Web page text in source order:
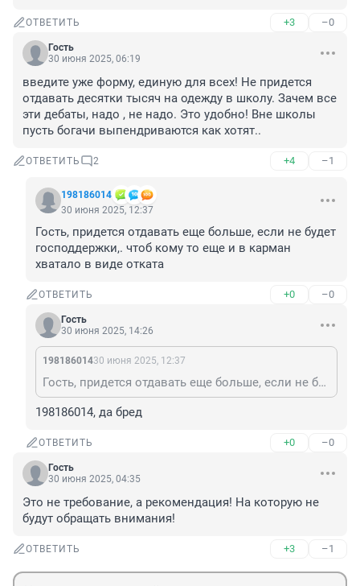
ОТВЕТИТЬ +3 –0
Гость
30 июня 2025, 06:19
введите уже форму, единую для всех! Не придется
отдавать десятки тысяч на одежду в школу. Зачем все
эти дебаты, надо , не надо. Это удобно! Вне школы
пусть богачи выпендриваются как хотят..
ОТВЕТИТЬ 2 +4 –1
198186014
30 июня 2025, 12:37
Гость, придется отдавать еще больше, если не будет
господдержки,. чтоб кому то еще и в карман
хватало в виде отката
ОТВЕТИТЬ +0 –0
Гость
30 июня 2025, 14:26
19818601430 июня 2025, 12:37
Гость, придется отдавать еще больше, если не будет господдержки,. чтоб кому то еще и в карман хватало в виде отката
198186014, да бред
ОТВЕТИТЬ +0 –0
Гость
30 июня 2025, 04:35
Это не требование, а рекомендация! На которую не
будут обращать внимания!
ОТВЕТИТЬ +3 –1